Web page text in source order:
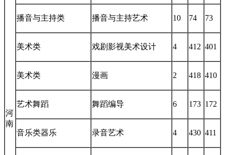
河
南
播音与主持类 播音与主持艺术 10 74 73
美术类 戏剧影视美术设计 4 412 401
美术类 漫画 2 418 410
艺术舞蹈 舞蹈编导 6 173 172
音乐类器乐 录音艺术 4 430 411